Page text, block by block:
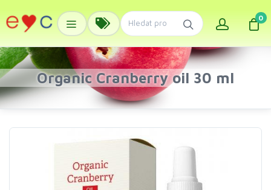
0
Organic Cranberry oil 30 ml